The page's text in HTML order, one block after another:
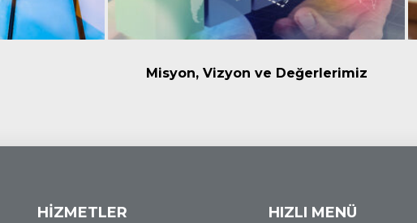
Misyon, Vizyon ve Değerlerimiz
HİZMETLER HIZLI MENÜ